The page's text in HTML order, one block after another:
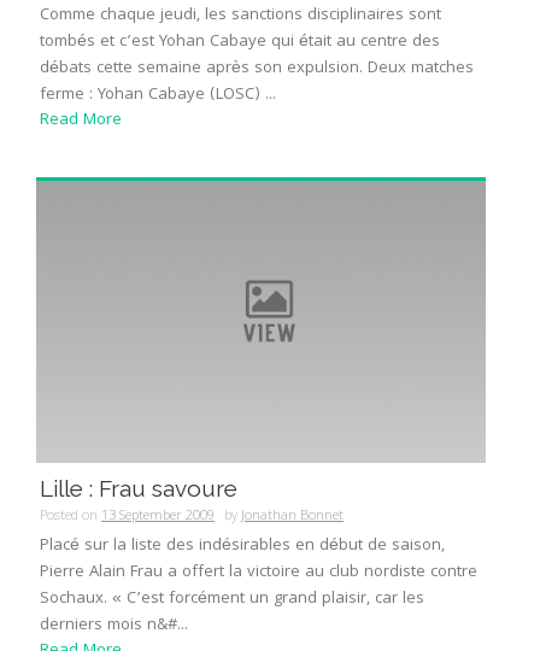
Comme chaque jeudi, les sanctions disciplinaires sont
tombés et c’est Yohan Cabaye qui était au centre des
débats cette semaine après son expulsion. Deux matches
ferme : Yohan Cabaye (LOSC) ...
Read More
Lille : Frau savoure
Posted on 13 September 2009 byJonathan Bonnet
Placé sur la liste des indésirables en début de saison,
Pierre Alain Frau a offert la victoire au club nordiste contre
Sochaux. « C’est forcément un grand plaisir, car les
derniers mois n&#...